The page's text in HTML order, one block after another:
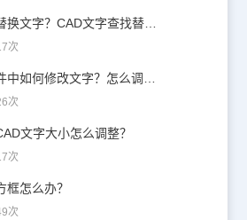
CAD中如何查找替换文字？CAD文字查找替换技巧
次
手机CAD看图软件中如何修改文字？怎么调整文字大小？
次
文字大小怎么调整？
次
框怎么办？
次